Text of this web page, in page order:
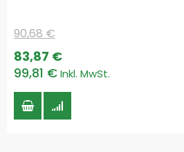
Special
Price
99,81 €
83,87 €
90,68 €